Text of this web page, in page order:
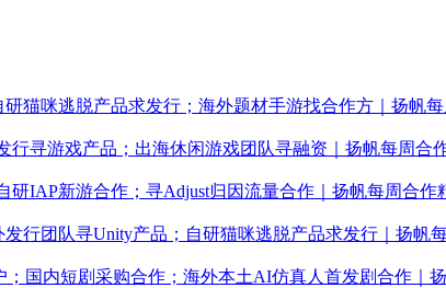
猫咪逃脱产品求发行；海外题材手游找合作方｜扬帆
寻游戏产品；出海休闲游戏团队寻融资｜扬帆每周合
IAP新游合作；寻Adjust归因流量合作｜扬帆每周合作
行团队寻Unity产品；自研猫咪逃脱产品求发行｜扬帆
；国内短剧采购合作；海外本土AI仿真人首发剧合作｜